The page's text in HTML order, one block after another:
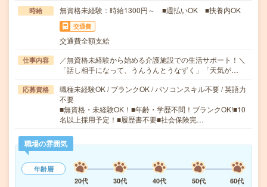
時給 無資格未経験：時給1300円～ ■週払いOK ■扶養内OK
交通費
交通費全額支給
仕事内容
／無資格未経験から始める介護施設での生活サポート！＼
「話し相手になって、うんうんとうなずく」「天気が…
応募資格
職種未経験OK / ブランクOK / パソコンスキル不要 / 英語力
不要
■無資格・未経験OK！■年齢・学歴不問！ブランクOK!■10
名以上採用予定！■履歴書不要■社会保険完…
職場の雰囲気
年齢層
20代
30代 40代 50代
60代